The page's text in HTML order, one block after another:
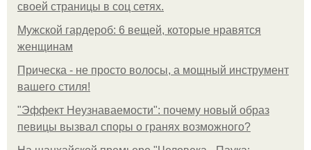
своей страницы в соц сетях.
Мужской гардероб: 6 вещей, которые нравятся
женщинам
Прическа - не просто волосы, а мощный инструмент
вашего стиля!
"Эффект Неузнаваемости": почему новый образ
певицы вызвал споры о гранях возможного?